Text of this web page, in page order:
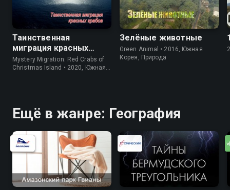
Таинственная
миграция красных
крабов
Mystery Migration: Red Crabs of
Christmas Island • 2020, Южная
Зелёные животные
Green Animal • 2016, Южная
Корея, Природа
Ещё в жанре: География